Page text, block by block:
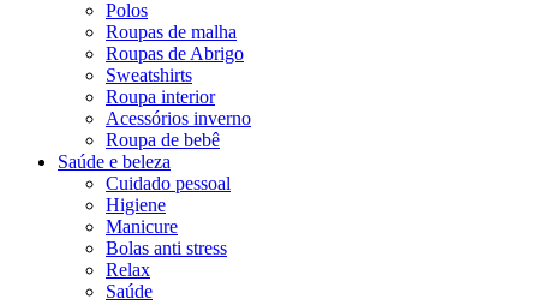
Polos
Roupas de malha
Roupas de Abrigo
Sweatshirts
Roupa interior
Acessórios inverno
Roupa de bebê
Saúde e beleza
Cuidado pessoal
Higiene
Manicure
Bolas anti stress
Relax
Saúde